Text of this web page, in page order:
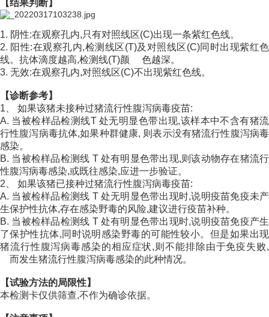
【结果判断】
1. 阴性:在观察孔内,只有对照线区(C)出现一条紫红色线。
2. 阳性:在观察孔内,检测线区(T)及对照线区(C)同时出现紫红色
线。抗体滴度越高,检测线(T)颜 色越深。
3. 无效:在观察孔内,对照线区(C)不出现紫红色线。
【诊断参考】
1、 如果该猪未接种过猪流行性腹泻病毒疫苗:
A. 当被检样品检测线T 处无明显色带出现,该样本中不含有猪流
行性腹泻病毒抗体,如果种群健康, 则表示没有猪流行性腹泻病毒
感染。
B. 当被检样品检测线 T 处有明显色带出现,则该动物存在猪流行
性腹泻病毒感染,或既往感染,应进一步验证。
2、 如果该猪已接种过猪流行性腹泻病毒疫苗:
A. 当被检样品检测线 T 处无明显色带出现时,说明疫苗免疫未产
生保护性抗体,存在感染野毒的风险,建议进行疫苗补种。
B. 当被检样品检测线 T 处有明显色带出现时,说明疫苗免疫产生
了保护性抗体,同时说明感染野毒的可能性较小。但是如果出现
猪流行性腹泻病毒感染的相应症状,则不能排除由于免疫失败,
而发生猪流行性腹泻病毒感染的此种情况。
【试验方法的局限性】
本检测卡仅供筛查,不作为确诊依据。